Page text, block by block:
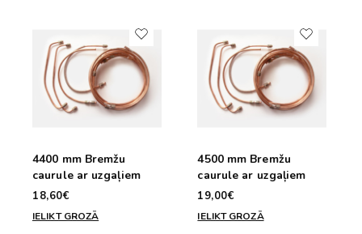
4400 mm Bremžu
caurule ar uzgaļiem
18,60€
IELIKT GROZĀ
4500 mm Bremžu
caurule ar uzgaļiem
19,00€
IELIKT GROZĀ